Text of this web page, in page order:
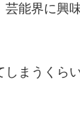
能界に興
まうくら